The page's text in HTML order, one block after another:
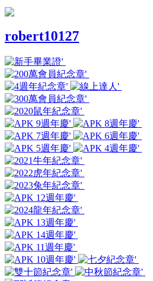
robert10127